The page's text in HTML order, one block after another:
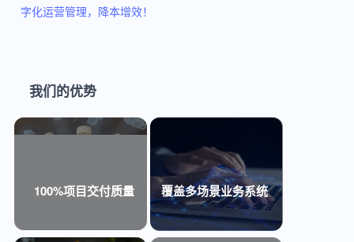
字化运营管理，降本增效！
我们的优势
100%项目交付质量 覆盖多场景业务系统